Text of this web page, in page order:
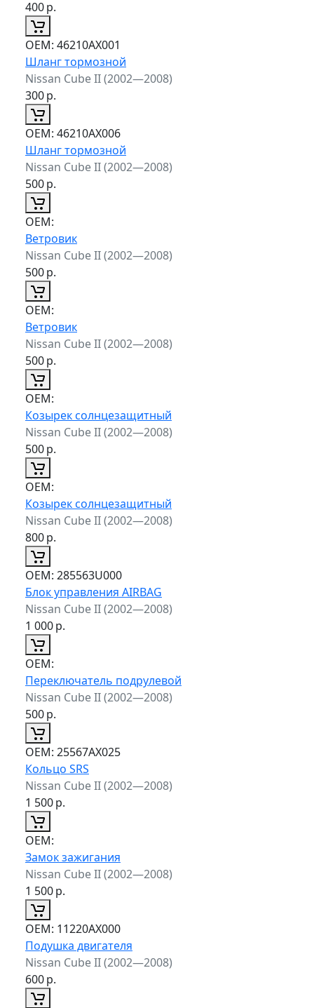
400р.
ОЕМ: 46210AX001
Шланг тормозной
Nissan Cube II (2002—2008)
300р.
ОЕМ: 46210AX006
Шланг тормозной
Nissan Cube II (2002—2008)
500р.
ОЕМ:
Ветровик
Nissan Cube II (2002—2008)
500р.
ОЕМ:
Ветровик
Nissan Cube II (2002—2008)
500р.
ОЕМ:
Козырек солнцезащитный
Nissan Cube II (2002—2008)
500р.
ОЕМ:
Козырек солнцезащитный
Nissan Cube II (2002—2008)
800р.
ОЕМ: 285563U000
Блок управления AIRBAG
Nissan Cube II (2002—2008)
1 000р.
ОЕМ:
Переключатель подрулевой
Nissan Cube II (2002—2008)
500р.
ОЕМ: 25567AX025
Кольцо SRS
Nissan Cube II (2002—2008)
1 500р.
ОЕМ:
Замок зажигания
Nissan Cube II (2002—2008)
1 500р.
ОЕМ: 11220AX000
Подушка двигателя
Nissan Cube II (2002—2008)
600р.